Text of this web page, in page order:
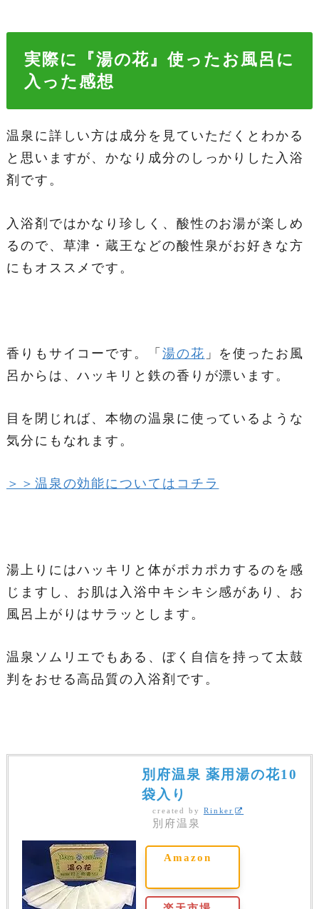
実際に『湯の花』使ったお風呂に
入った感想
温泉に詳しい方は成分を見ていただくとわかる
と思いますが、かなり成分のしっかりした入浴
剤です。
入浴剤ではかなり珍しく、酸性のお湯が楽しめ
るので、草津・蔵王などの酸性泉がお好きな方
にもオススメです。
香りもサイコーです。「 湯の花 」を使ったお風
呂からは、ハッキリと鉄の香りが漂います。
目を閉じれば、本物の温泉に使っているような
気分にもなれます。
＞＞温泉の効能についてはコチラ
湯上りにはハッキリと体がポカポカするのを感
じますし、お肌は入浴中キシキシ感があり、お
風呂上がりはサラッとします。
温泉ソムリエでもある、ぼく自信を持って太鼓
判をおせる高品質の入浴剤です。
別府温泉 薬用湯の花10
袋入り
created by Rinker
別府温泉
Amazon